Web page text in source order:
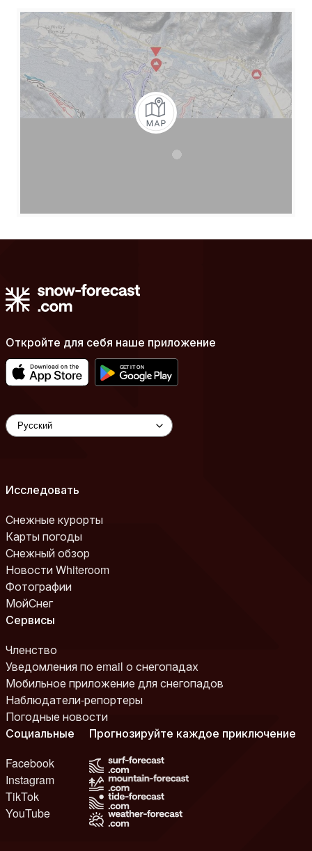
Откройте для себя наше приложение
Исследовать
Снежные курорты
Карты погоды
Снежный обзор
Новости Whiteroom
Фотографии
МойСнег
Сервисы
Членство
Уведомления по email о снегопадах
Мобильное приложение для снегопадов
Наблюдатели-репортеры
Погодные новости
Социальные
Facebook
Instagram
TikTok
YouTube
Прогнозируйте каждое приключение